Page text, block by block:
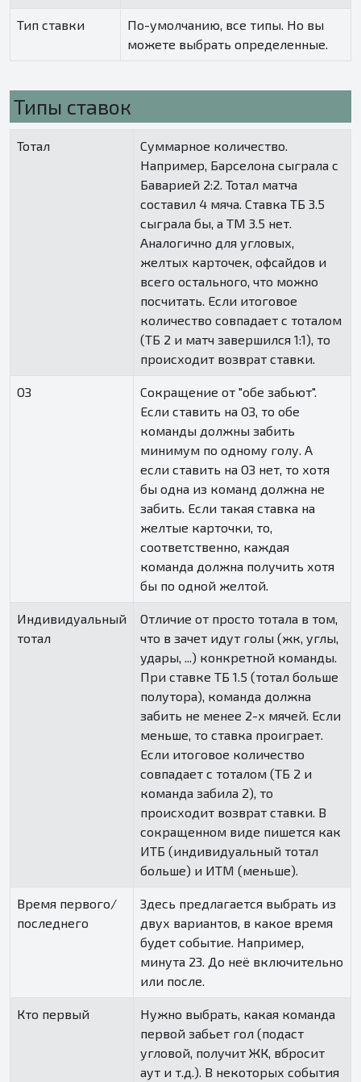
Тип ставки
По-умолчанию, все типы. Но вы
можете выбрать определенные.
Типы ставок
Тотал
Суммарное количество.
Например, Барселона сыграла с
Баварией 2:2. Тотал матча
составил 4 мяча. Ставка ТБ 3.5
сыграла бы, а ТМ 3.5 нет.
Аналогично для угловых,
желтых карточек, офсайдов и
всего остального, что можно
посчитать. Если итоговое
количество совпадает с тоталом
(ТБ 2 и матч завершился 1:1), то
происходит возврат ставки.
ОЗ
Сокращение от "обе забьют".
Если ставить на ОЗ, то обе
команды должны забить
минимум по одному голу. А
если ставить на ОЗ нет, то хотя
бы одна из команд должна не
забить. Если такая ставка на
желтые карточки, то,
соответственно, каждая
команда должна получить хотя
бы по одной желтой.
Индивидуальный
тотал
Отличие от просто тотала в том,
что в зачет идут голы (жк, углы,
удары, ...) конкретной команды.
При ставке ТБ 1.5 (тотал больше
полутора), команда должна
забить не менее 2-х мячей. Если
меньше, то ставка проиграет.
Если итоговое количество
совпадает с тоталом (ТБ 2 и
команда забила 2), то
происходит возврат ставки. В
сокращенном виде пишется как
ИТБ (индивидуальный тотал
больше) и ИТМ (меньше).
Время первого/
последнего
Здесь предлагается выбрать из
двух вариантов, в какое время
будет событие. Например,
минута 23. До неё включительно
или после.
Кто первый
Нужно выбрать, какая команда
первой забьет гол (подаст
угловой, получит ЖК, вбросит
аут и т.д.). В некоторых события